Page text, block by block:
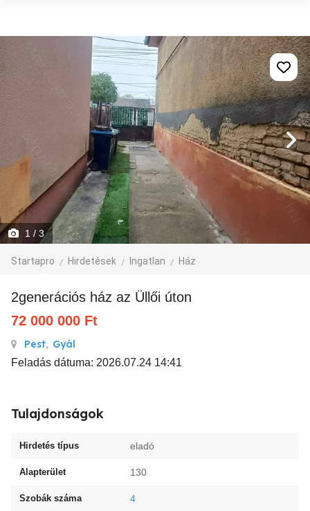
1 / 3
Startapro Hirdetések Ingatlan Ház
2generációs ház az Üllői úton
72 000 000 Ft
Pest, Gyál
Feladás dátuma: 2026.07.24 14:41
Tulajdonságok
Hirdetés típus eladó
Alapterület 130
Szobák száma 4